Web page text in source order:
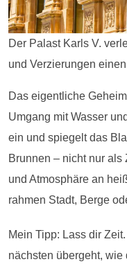
Der Palast Karls V.
und Verzierungen
Das eigentliche
Umgang mit Wasser
ein und spiegelt das
Brunnen – nicht nur
und Atmosphäre an
rahmen Stadt, Berge
Mein Tipp: Lass dir
nächsten übergeht,